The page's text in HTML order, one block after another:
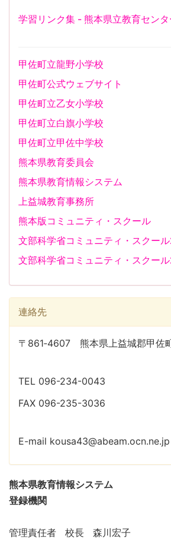
学習リンク集 - 熊本県立教育センタ
甲佐町立龍野小学校
甲佐町公式ウェブサイト
甲佐町立乙女小学校
甲佐町立白旗小学校
甲佐町立甲佐中学校
熊本県教育委員会
熊本県教育情報システム
上益城教育事務所
熊本版コミュニティ・スクール
文部科学省コミュニティ・スクー
文部科学省コミュニティ・スクー
連絡先
〒861‐4607 熊本県上益城郡甲佐
TEL 096-234-0043
FAX 096-235-3036
E-mail kousa43@abeam.ocn.ne.jp
熊本県教育情報システム
登録機関
管理責任者 校長 森川宏子